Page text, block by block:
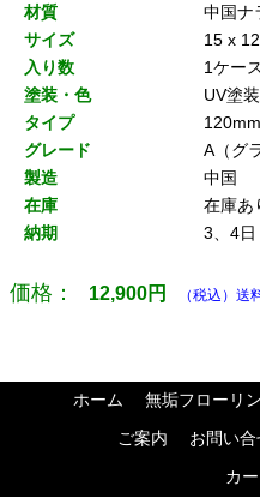
材質
中国ナ
サイズ
15 x
入り数
1ケー
塗装・色
UV塗
タイプ
グレード
A（グ
製造
中国
在庫
在庫あ
納期
3、4日
価格： 12,900円 （税込）送
ホーム 無垢フローリ
ご案内
お問い合
カ